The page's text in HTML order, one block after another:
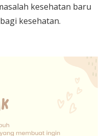
kesehatan baru
kesehatan.